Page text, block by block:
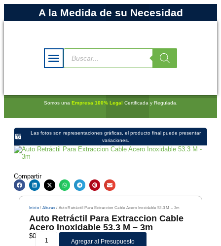
A la Medida de su Necesidad
Somos una Empresa 100% Legal Certificada y Regulada.
Las fotos son representaciones gráficas, el producto final puede presentar
variaciones.
Compartir
Inicio/ Alturas/ Auto Retráctil Para Extraccion Cable Acero Inoxidable 53.3 M – 3m
Auto Retráctil Para Extraccion Cable
Acero Inoxidable 53.3 M – 3m
$0
Agregar al Presupuesto